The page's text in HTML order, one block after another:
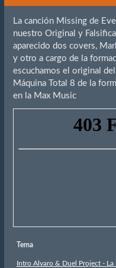
La canción Missing de
nuestro Original y
aparecido dos covers,
y otro a cargo de la
escuchamos el original
Máquina Total 8 de la
en la Max Music
Tema
Intro Alvaro & Duel Project - La